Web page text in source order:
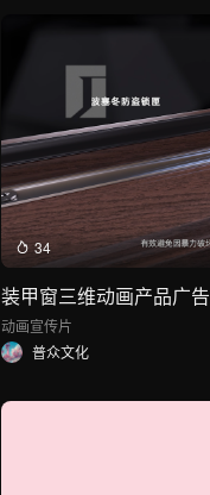
34
装甲窗三维动画产品广告
动画宣传片
普众文化